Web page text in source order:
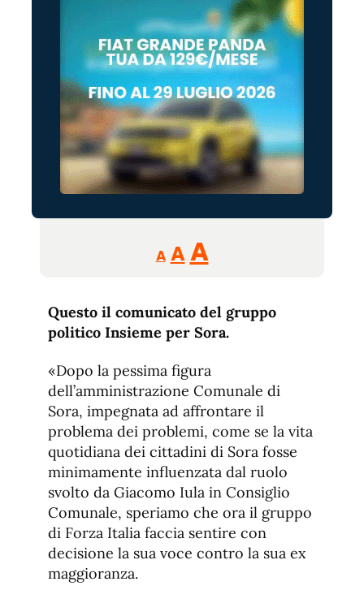
A
Reducir
tamaño
A Restablecer
de
fuente
AAumentar
de
Questo il comunicato del gruppo
politico Insieme per Sora.
«Dopo la pessima figura
dell’amministrazione Comunale di
Sora, impegnata ad affrontare il
problema dei problemi, come se la vita
quotidiana dei cittadini di Sora fosse
minimamente influenzata dal ruolo
svolto da Giacomo Iula in Consiglio
Comunale, speriamo che ora il gruppo
di Forza Italia faccia sentire con
decisione la sua voce contro la sua ex
maggioranza.